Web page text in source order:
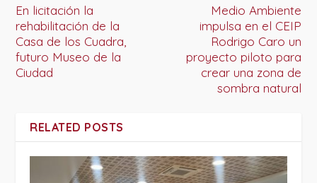
En licitación la
rehabilitación de la
Casa de los Cuadra,
futuro Museo de la
Ciudad
Medio Ambiente
impulsa en el CEIP
Rodrigo Caro un
proyecto piloto para
crear una zona de
sombra natural
RELATED POSTS